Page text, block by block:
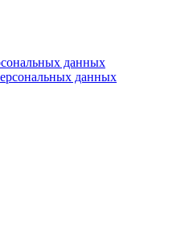
данных
данных